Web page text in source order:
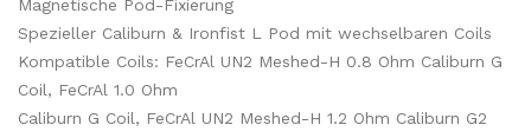
Magnetische Pod-Fixierung
Spezieller Caliburn & Ironfist L Pod mit wechselbaren Coils
Kompatible Coils: FeCrAl UN2 Meshed-H 0.8 Ohm Caliburn G
Coil, FeCrAl 1.0 Ohm
Caliburn G Coil, FeCrAl UN2 Meshed-H 1.2 Ohm Caliburn G2